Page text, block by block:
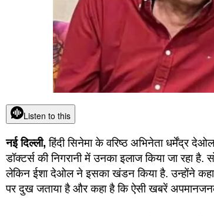
Listen to this
नई दिल्ली, हिंदी सिनेमा के वरिष्ठ अभिनेता धर्मेंद्र
डॉक्टर्स की निगरानी में उनका इलाज किया जा रहा
लेकिन ईशा देओल ने इसका खंडन किया है. उन्होंने कहा
पर दुख जताया है और कहा है कि ऐसी खबरें